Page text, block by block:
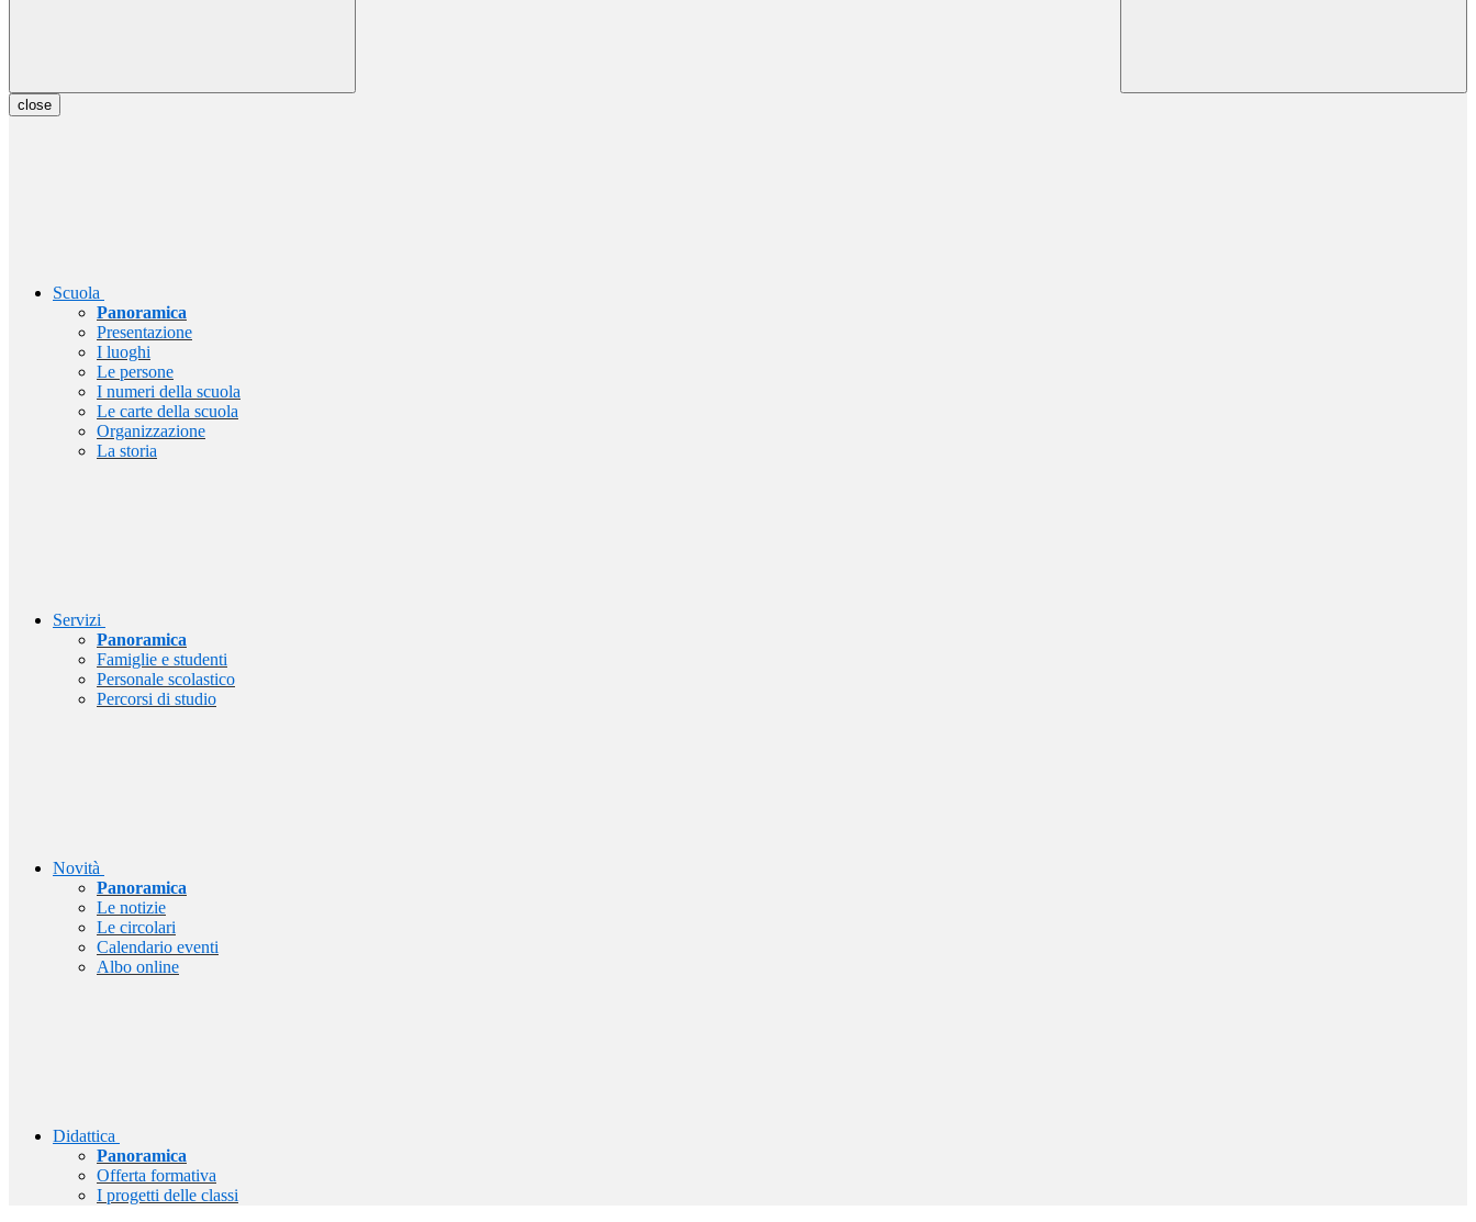
close
Scuola
Panoramica
Presentazione
I luoghi
Le persone
I numeri della scuola
Le carte della scuola
Organizzazione
La storia
Servizi
Panoramica
Famiglie e studenti
Personale scolastico
Percorsi di studio
Novità
Panoramica
Le notizie
Le circolari
Calendario eventi
Albo online
Didattica
Panoramica
Offerta formativa
I progetti delle classi